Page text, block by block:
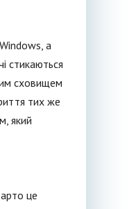
а
стикаються
сховищем
тих же
який
це